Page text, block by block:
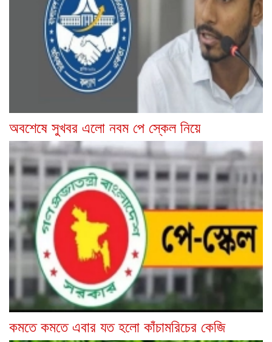
অবশেষে সুখবর এলো নবম পে স্কেল নিয়ে
কমতে কমতে এবার যত হলো কাঁচামরিচের কেজি